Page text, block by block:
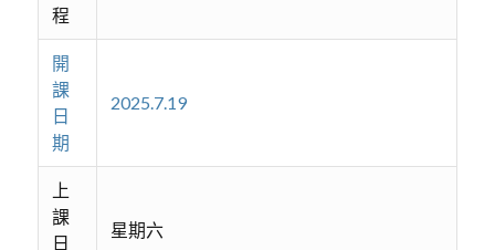
程
開
課
日
期
2025.7.19
上
課
日
星期六